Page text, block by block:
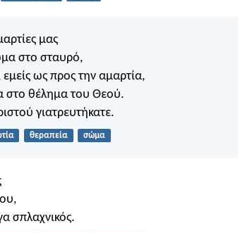
μας
στο σταυρό,
ως προς την αμαρτία,
στο θέλημα του Θεού.
γιατρευτήκατε.
θεραπεία σώμα
σπλαχνικός.